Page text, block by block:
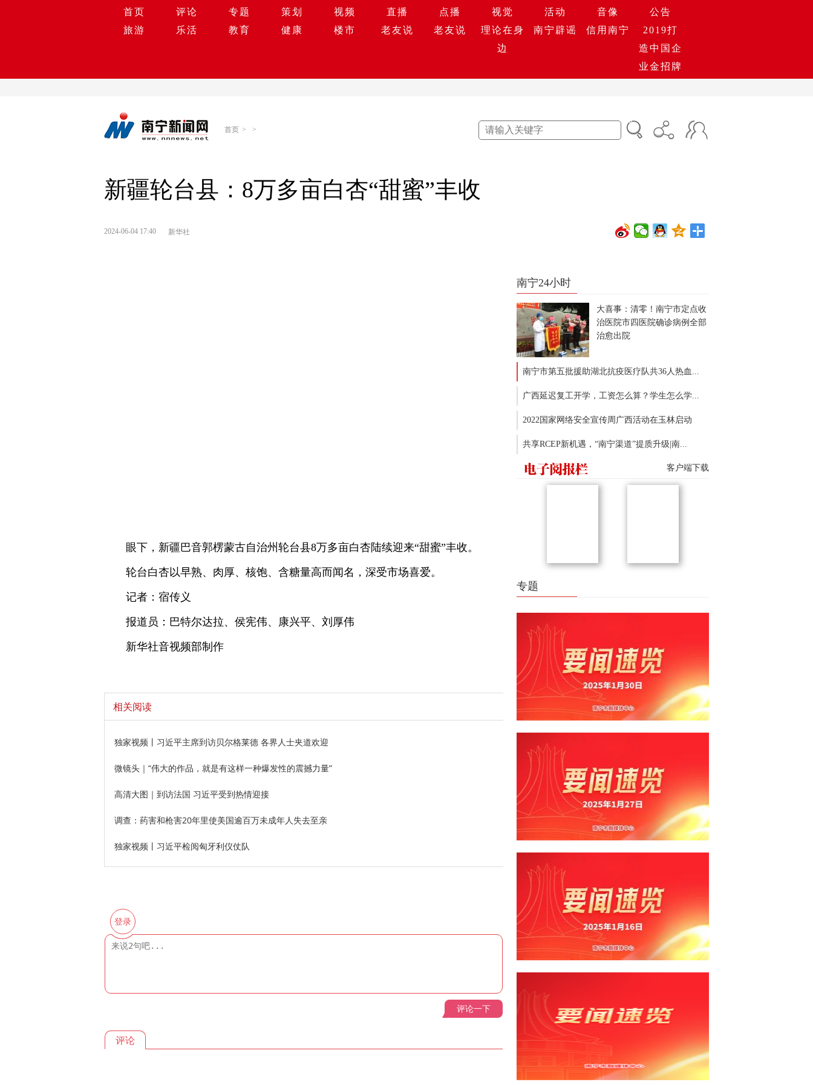
首页 评论 专题 策划 视频 直播 点播 视觉 活动 音像
公告
旅游
乐活 教育 健康 楼市 老友说 老友说
理论在身
边
南宁辟谣 信用南宁
2019打
造中国企
业金招牌
首页 > >
新疆轮台县：8万多亩白杏“甜蜜”丰收
2024-06-04 17:40 新华社
眼下，新疆巴音郭楞蒙古自治州轮台县8万多亩白杏陆续迎来“甜蜜”丰收。
轮台白杏以早熟、肉厚、核饱、含糖量高而闻名，深受市场喜爱。
记者：宿传义
报道员：巴特尔达拉、侯宪伟、康兴平、刘厚伟
新华社音视频部制作
相关阅读
独家视频丨习近平主席到访贝尔格莱德 各界人士夹道欢迎
微镜头｜“伟大的作品，就是有这样一种爆发性的震撼力量”
高清大图｜到访法国 习近平受到热情迎接
调查：药害和枪害20年里使美国逾百万未成年人失去至亲
独家视频丨习近平检阅匈牙利仪仗队
登录
评论一下
评论
南宁24小时
大喜事：清零！南宁市定点收
治医院市四医院确诊病例全部
治愈出院
南宁市第五批援助湖北抗疫医疗队共36人热血...
广西延迟复工开学，工资怎么算？学生怎么学...
2022国家网络安全宣传周广西活动在玉林启动
共享RCEP新机遇，“南宁渠道”提质升级|南...
客户端下载
专题